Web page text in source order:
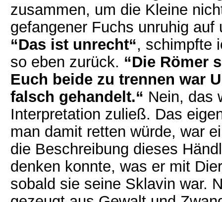
zusammen, um die Kleine
gefangener Fuchs unruhig auf
“Das ist unrecht“, schimpfte
so eben zurück. “Die Römer
Euch beide zu trennen war
falsch gehandelt.“ Nein, das
Interpretation zuließ. Das
man damit retten würde, war
die Beschreibung dieses
denken konnte, was er mit
sobald sie seine Sklavin war.